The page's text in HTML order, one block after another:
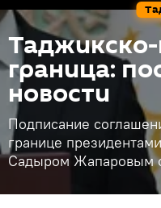
граница:
новости
Подписание
границе
Садыром Жапаровым